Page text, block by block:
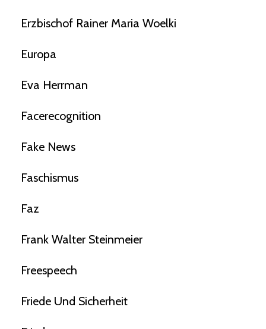
Erzbischof Rainer Maria Woelki
Europa
Eva Herrman
Facerecognition
Fake News
Faschismus
Faz
Frank Walter Steinmeier
Freespeech
Friede Und Sicherheit